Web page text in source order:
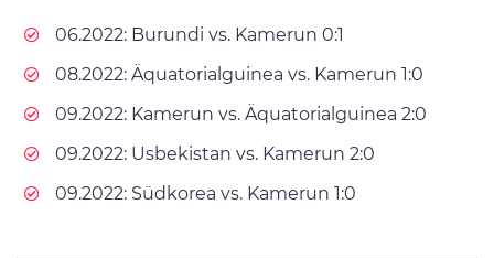
06.2022: Burundi vs. Kamerun 0:1
08.2022: Äquatorialguinea vs. Kamerun 1:0
09.2022: Kamerun vs. Äquatorialguinea 2:0
09.2022: Usbekistan vs. Kamerun 2:0
09.2022: Südkorea vs. Kamerun 1:0